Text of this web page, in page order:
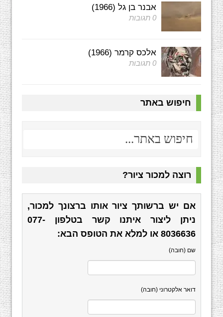
אבנר בן גל (1966)
0 תגובות
אלכס קרמר (1966)
0 תגובות
חיפוש באתר
רוצה למכור ציור?
אם יש ברשותך ציור אותו ברצונך למכור,
ניתן ליצור איתנו קשר בטלפון 077-
8036636 או למלא את הטופס הבא:
שם (חובה)
דואר אלקטרוני (חובה)